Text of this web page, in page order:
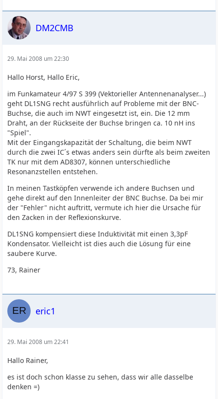
DM2CMB
29. Mai 2008 um 22:30
Hallo Horst, Hallo Eric,
im Funkamateur 4/97 S 399 (Vektorieller Antennenanalyser...)
geht DL1SNG recht ausführlich auf Probleme mit der BNC-
Buchse, die auch im NWT eingesetzt ist, ein. Die 12 mm
Draht, an der Rückseite der Buchse bringen ca. 10 nH ins
"Spiel".
Mit der Eingangskapazität der Schaltung, die beim NWT
durch die zwei IC´s etwas anders sein dürfte als beim zweiten
TK nur mit dem AD8307, können unterschiedliche
Resonanzstellen entstehen.
In meinen Tastköpfen verwende ich andere Buchsen und
gehe direkt auf den Innenleiter der BNC Buchse. Da bei mir
der "Fehler" nicht auftritt, vermute ich hier die Ursache für
den Zacken in der Reflexionskurve.
DL1SNG kompensiert diese Induktivität mit einen 3,3pF
Kondensator. Vielleicht ist dies auch die Lösung für eine
saubere Kurve.
73, Rainer
eric1
29. Mai 2008 um 22:41
Hallo Rainer,
es ist doch schon klasse zu sehen, dass wir alle dasselbe
denken =)